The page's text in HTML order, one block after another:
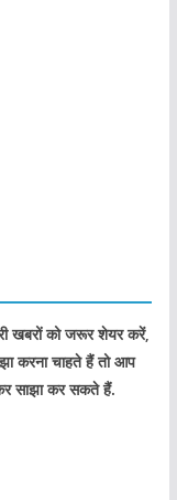
खबरों को जरूर शेयर करें,
करना चाहते हैं तो आप
साझा कर सकते हैं.